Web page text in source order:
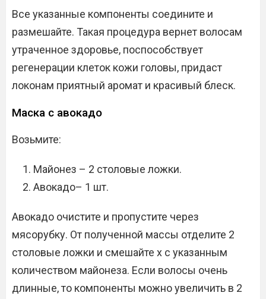
Все указанные компоненты соедините и
размешайте. Такая процедура вернет волосам
утраченное здоровье, поспособствует
регенерации клеток кожи головы, придаст
локонам приятный аромат и красивый блеск.
Маска с авокадо
Возьмите:
Майонез – 2 столовые ложки.
Авокадо– 1 шт.
Авокадо очистите и пропустите через
мясорубку. От полученной массы отделите 2
столовые ложки и смешайте х с указанным
количеством майонеза. Если волосы очень
длинные, то компоненты можно увеличить в 2